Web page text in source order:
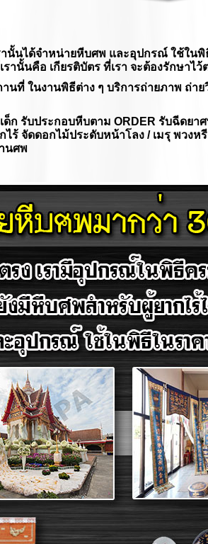
นั้นได้จำหน่ายหีบศพ และอุปกรณ์ ใช้ใน
านั้นคือ เกียรติบัตร ที่เรา จะต้องรักษาไ
นที่ ในงานพิธีต่าง ๆ บริการถ่ายภาพ ถ่า
ก รับประกอบหีบตาม ORDER รับฉีดยา
จัดดอกไม้ประดับหน้าโลง / เมรุ พวงหรี
นศพ